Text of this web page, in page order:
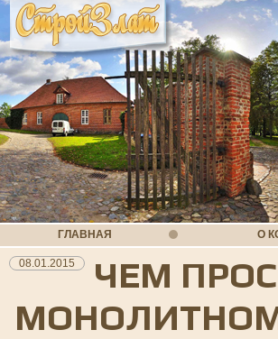
ГЛАВНАЯ О
08.01.2015
ЧЕМ